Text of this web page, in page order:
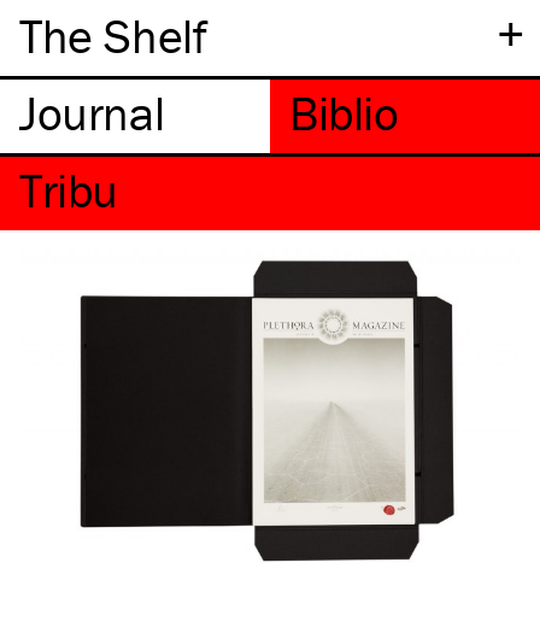
+
The Shelf
Tribu